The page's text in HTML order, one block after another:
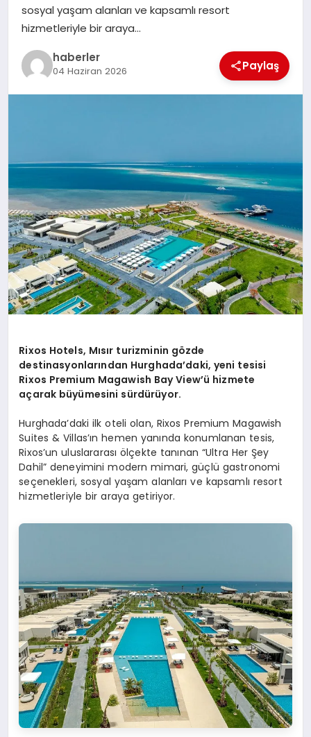
sosyal yaşam alanları ve kapsamlı resort
hizmetleriyle bir araya…
haberler
04 Haziran 2026 Paylaş
Rixos Hotels, Mısır turizminin gözde
destinasyonlarından Hurghada’daki, yeni tesisi
Rixos Premium Magawish Bay View’ü hizmete
açarak büyümesini sürdürüyor.
Hurghada’daki ilk oteli olan, Rixos Premium Magawish
Suites & Villas’ın hemen yanında konumlanan tesis,
Rixos’un uluslararası ölçekte tanınan “Ultra Her Şey
Dahil” deneyimini modern mimari, güçlü gastronomi
seçenekleri, sosyal yaşam alanları ve kapsamlı resort
hizmetleriyle bir araya getiriyor.